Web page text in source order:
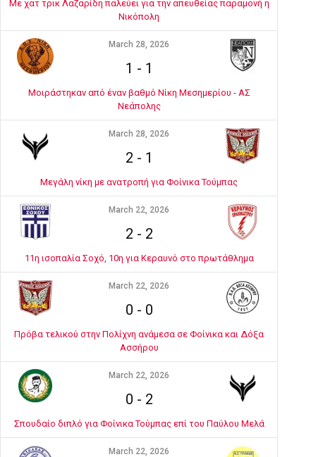
Με χατ τρικ Λαζαρίδη παλεύει για την απευθείας παραμονή η
Νικόπολη
March 28, 2026
1 - 1
Μοιράστηκαν από έναν βαθμό Νίκη Μεσημερίου - ΑΣ
Νεάπολης
March 28, 2026
2 - 1
Μεγάλη νίκη με ανατροπή για Φοίνικα Τούμπας
March 22, 2026
2 - 2
11η ισοπαλία Σοχό, 10η για Κεραυνό στο πρωτάθλημα
March 22, 2026
0 - 0
Πρόβα τελικού στην Πολίχνη ανάμεσα σε Φοίνικα και Δόξα
Ασσήρου
March 22, 2026
0 - 2
Σπουδαίο διπλό για Φοίνικα Τούμπας επί του Παύλου Μελά
March 22, 2026